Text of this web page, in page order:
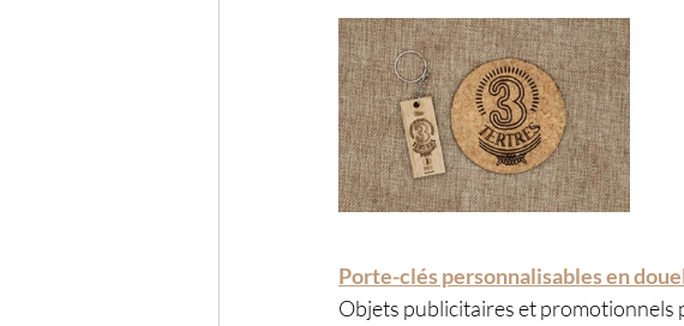
Porte-clés personnalisables en
Objets publicitaires et promotionnels